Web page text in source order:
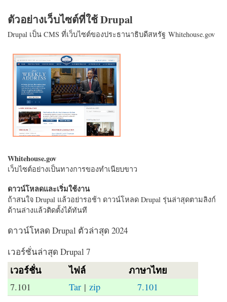
ตัวอย่างเว็บไซต์ที่ใช้ Drupal
Drupal เป็น CMS ที่เว็บไซต์ของประธานาธิบดีสหรัฐ Whitehouse.gov
Whitehouse.gov
เว็บไซต์อย่างเป็นทางการของทำเนียบขาว
ดาวน์โหลดและเริ่มใช้งาน
ถ้าสนใจ Drupal แล้วอย่ารอช้า ดาวน์โหลด Drupal รุ่นล่าสุดตามลิงก์
ด้านล่างแล้วติดตั้งได้ทันที
ดาวน์โหลด Drupal ตัวล่าสุด 2024
เวอร์ชั่นล่าสุด Drupal 7
เวอร์ชั่น ไฟล์ ภาษาไทย
7.101 Tar |zip 7.101